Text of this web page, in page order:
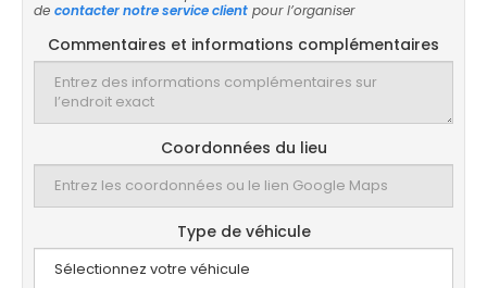
de contacter notre service client pour l’organiser
Commentaires et informations complémentaires
Coordonnées du lieu
Type de véhicule